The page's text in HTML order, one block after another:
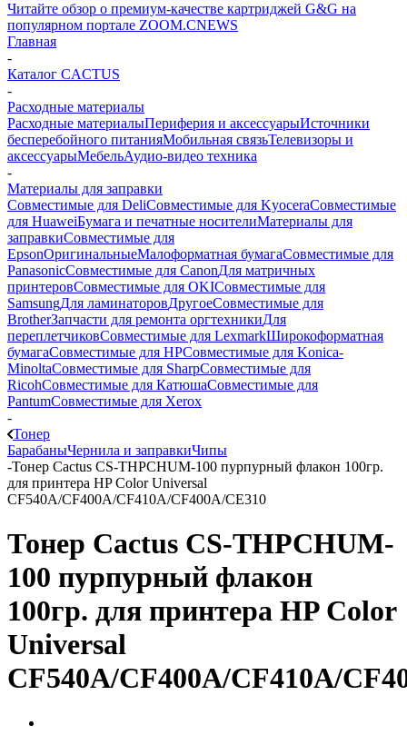
Читайте обзор о премиум-качестве картриджей G&G на
популярном портале ZOOM.CNEWS
Главная
-
Каталог CACTUS
-
Расходные материалы
Расходные материалыПериферия и аксессуарыИсточники
бесперебойного питанияМобильная связьТелевизоры и
аксессуарыМебельАудио-видео техника
-
Материалы для заправки
Совместимые для DeliСовместимые для KyoceraСовместимые
для HuaweiБумага и печатные носителиМатериалы для
заправкиСовместимые для
EpsonОригинальныеМалоформатная бумагаСовместимые для
PanasonicСовместимые для CanonДля матричных
принтеровСовместимые для OKIСовместимые для
SamsungДля ламинаторовДругоеСовместимые для
BrotherЗапчасти для ремонта оргтехникиДля
переплетчиковСовместимые для LexmarkШирокоформатная
бумагаСовместимые для HPСовместимые для Konica-
MinoltaСовместимые для SharpСовместимые для
RicohСовместимые для КатюшаСовместимые для
PantumСовместимые для Xerox
-
Тонер
БарабаныЧернила и заправкиЧипы
-Тонер Cactus CS-THPCHUM-100 пурпурный флакон 100гр.
для принтера HP Color Universal
CF540A/CF400A/CF410A/CF400A/CE310
Тонер Cactus CS-THPCHUM-
100 пурпурный флакон
100гр. для принтера HP Color
Universal
CF540A/CF400A/CF410A/